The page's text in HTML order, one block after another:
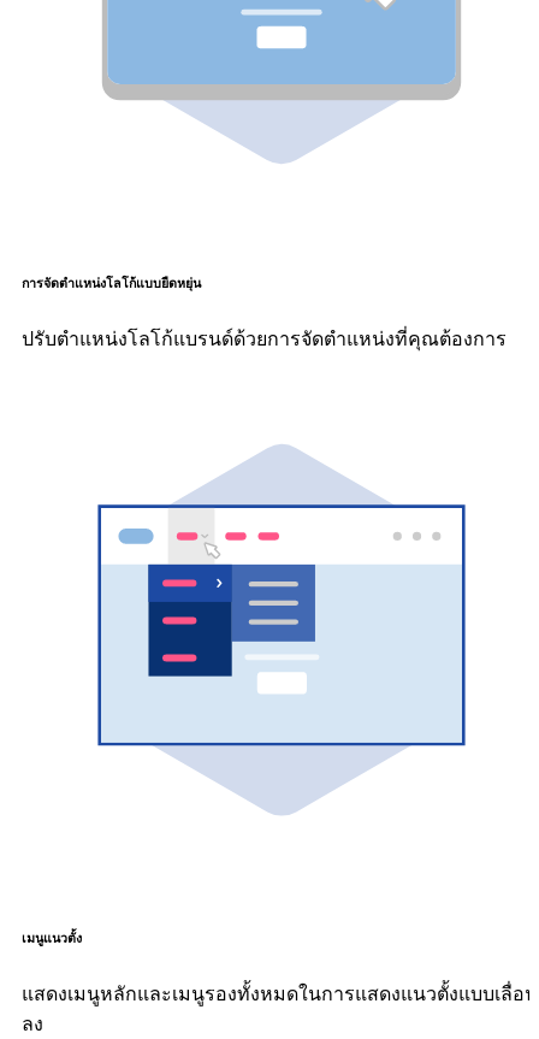
การจัดตำแหน่งโลโก้แบบยืดหยุ่น
ปรับตำแหน่งโลโก้แบรนด์ด้วยการจัดตำแหน่งที่คุณต้องการ
เมนูแนวตั้ง
แสดงเมนูหลักและเมนูรองทั้งหมดในการแสดงแนวตั้งแบบเลื่อน
ลง